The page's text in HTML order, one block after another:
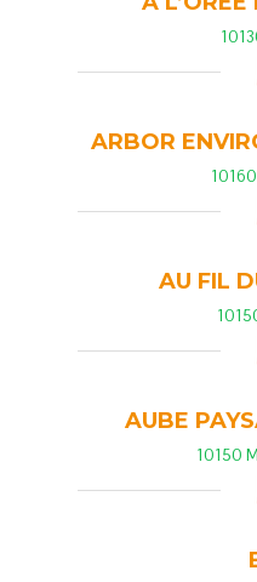
ARBOR
AU FIL
AUBE
10150